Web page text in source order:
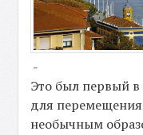
-
Это был первый
для
необычным